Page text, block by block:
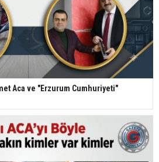
Aca ve "Erzurum Cumhuriyeti"